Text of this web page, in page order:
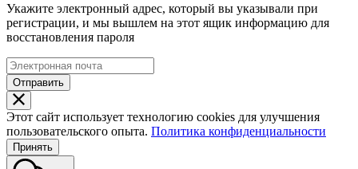
Укажите электронный адрес, который вы указывали при
регистрации, и мы вышлем на этот ящик информацию для
восстановления пароля
Отправить
Этот сайт использует технологию cookies для улучшения
пользовательского опыта. Политика конфиденциальности
Принять